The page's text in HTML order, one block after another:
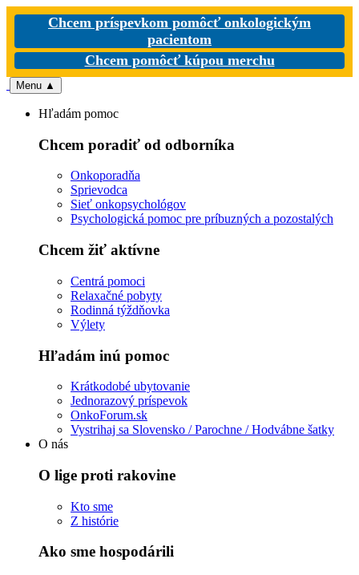
Chcem príspevkom pomôcť onkologickým
pacientom
Chcem pomôcť kúpou merchu
Menu ▲
Hľadám pomoc
Chcem poradiť od odborníka
Onkoporadňa
Sprievodca
Sieť onkopsychológov
Psychologická pomoc pre príbuzných a pozostalých
Chcem žiť aktívne
Centrá pomoci
Relaxačné pobyty
Rodinná týždňovka
Výlety
Hľadám inú pomoc
Krátkodobé ubytovanie
Jednorazový príspevok
OnkoForum.sk
Vystrihaj sa Slovensko / Parochne / Hodvábne šatky
O nás
O lige proti rakovine
Kto sme
Z histórie
Ako sme hospodárili